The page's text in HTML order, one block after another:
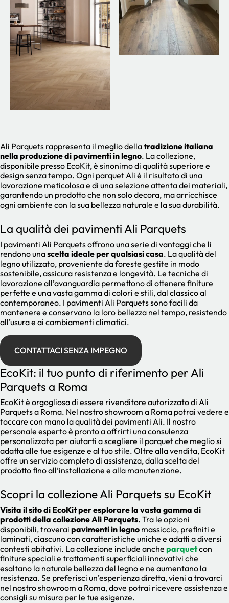
Ali Parquets rappresenta il meglio dellatradizione italiana
nella produzione di pavimenti in legno. La collezione,
disponibile presso EcoKit, è sinonimo di qualità superiore e
design senza tempo. Ogni parquet Ali è il risultato di una
lavorazione meticolosa e di una selezione attenta dei materiali,
garantendo un prodotto che non solo decora, ma arricchisce
ogni ambiente con la sua bellezza naturale e la sua durabilità.
La qualità dei pavimenti Ali Parquets
I pavimenti Ali Parquets offrono una serie di vantaggi che li
rendono unascelta ideale per qualsiasi casa. La qualità del
legno utilizzato, proveniente da foreste gestite in modo
sostenibile, assicura resistenza e longevità. Le tecniche di
lavorazione all’avanguardia permettono di ottenere finiture
perfette e una vasta gamma di colori e stili, dal classico al
contemporaneo. I pavimenti Ali Parquets sono facili da
mantenere e conservano la loro bellezza nel tempo, resistendo
all’usura e ai cambiamenti climatici.
CONTATTACI SENZA IMPEGNO
EcoKit: il tuo punto di riferimento per Ali
Parquets a Roma
EcoKit è orgogliosa di essere rivenditore autorizzato di Ali
Parquets a Roma. Nel nostro showroom a Roma potrai vedere e
toccare con mano la qualità dei pavimenti Ali. Il nostro
personale esperto è pronto a offrirti una consulenza
personalizzata per aiutarti a scegliere il parquet che meglio si
adatta alle tue esigenze e al tuo stile. Oltre alla vendita, EcoKit
offre un servizio completo di assistenza, dalla scelta del
prodotto fino all’installazione e alla manutenzione.
Scopri la collezione Ali Parquets su EcoKit
Visita il sito di EcoKit per esplorare la vasta gamma di
prodotti della collezione Ali Parquets. Tra le opzioni
disponibili, troverai pavimenti in legno massiccio, prefiniti e
laminati, ciascuno con caratteristiche uniche e adatti a diversi
contesti abitativi. La collezione include anche parquetcon
finiture speciali e trattamenti superficiali innovativi che
esaltano la naturale bellezza del legno e ne aumentano la
resistenza. Se preferisci un’esperienza diretta, vieni a trovarci
nel nostro showroom a Roma, dove potrai ricevere assistenza e
consigli su misura per le tue esigenze.